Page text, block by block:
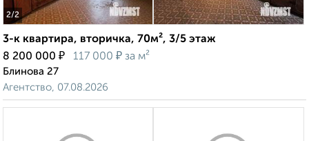
2/2
3-к квартира, вторичка, 70м², 3/5 этаж
8 200 000 ₽ 117 000 ₽ за м²
Блинова 27
Агентство, 07.08.2026